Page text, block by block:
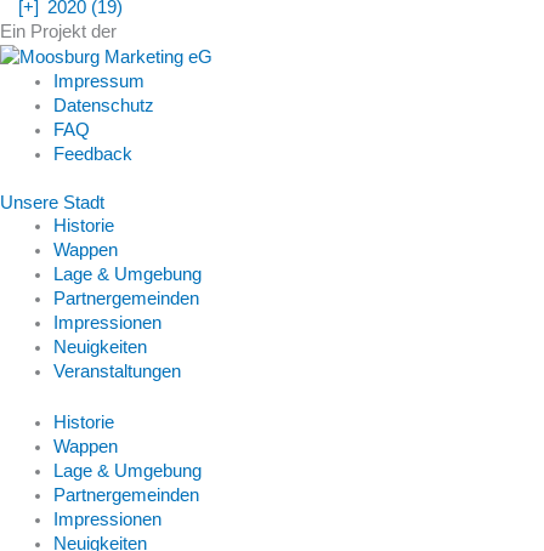
[+] 2020 (19)
Ein Projekt der
Impressum
Datenschutz
FAQ
Feedback
Unsere Stadt
Historie
Wappen
Lage & Umgebung
Partnergemeinden
Impressionen
Neuigkeiten
Veranstaltungen
Historie
Wappen
Lage & Umgebung
Partnergemeinden
Impressionen
Neuigkeiten